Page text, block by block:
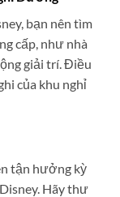
bạn nên tìm
cấp, như nhà
giải trí. Điều
của khu nghỉ
tận hưởng kỳ
Hãy thư